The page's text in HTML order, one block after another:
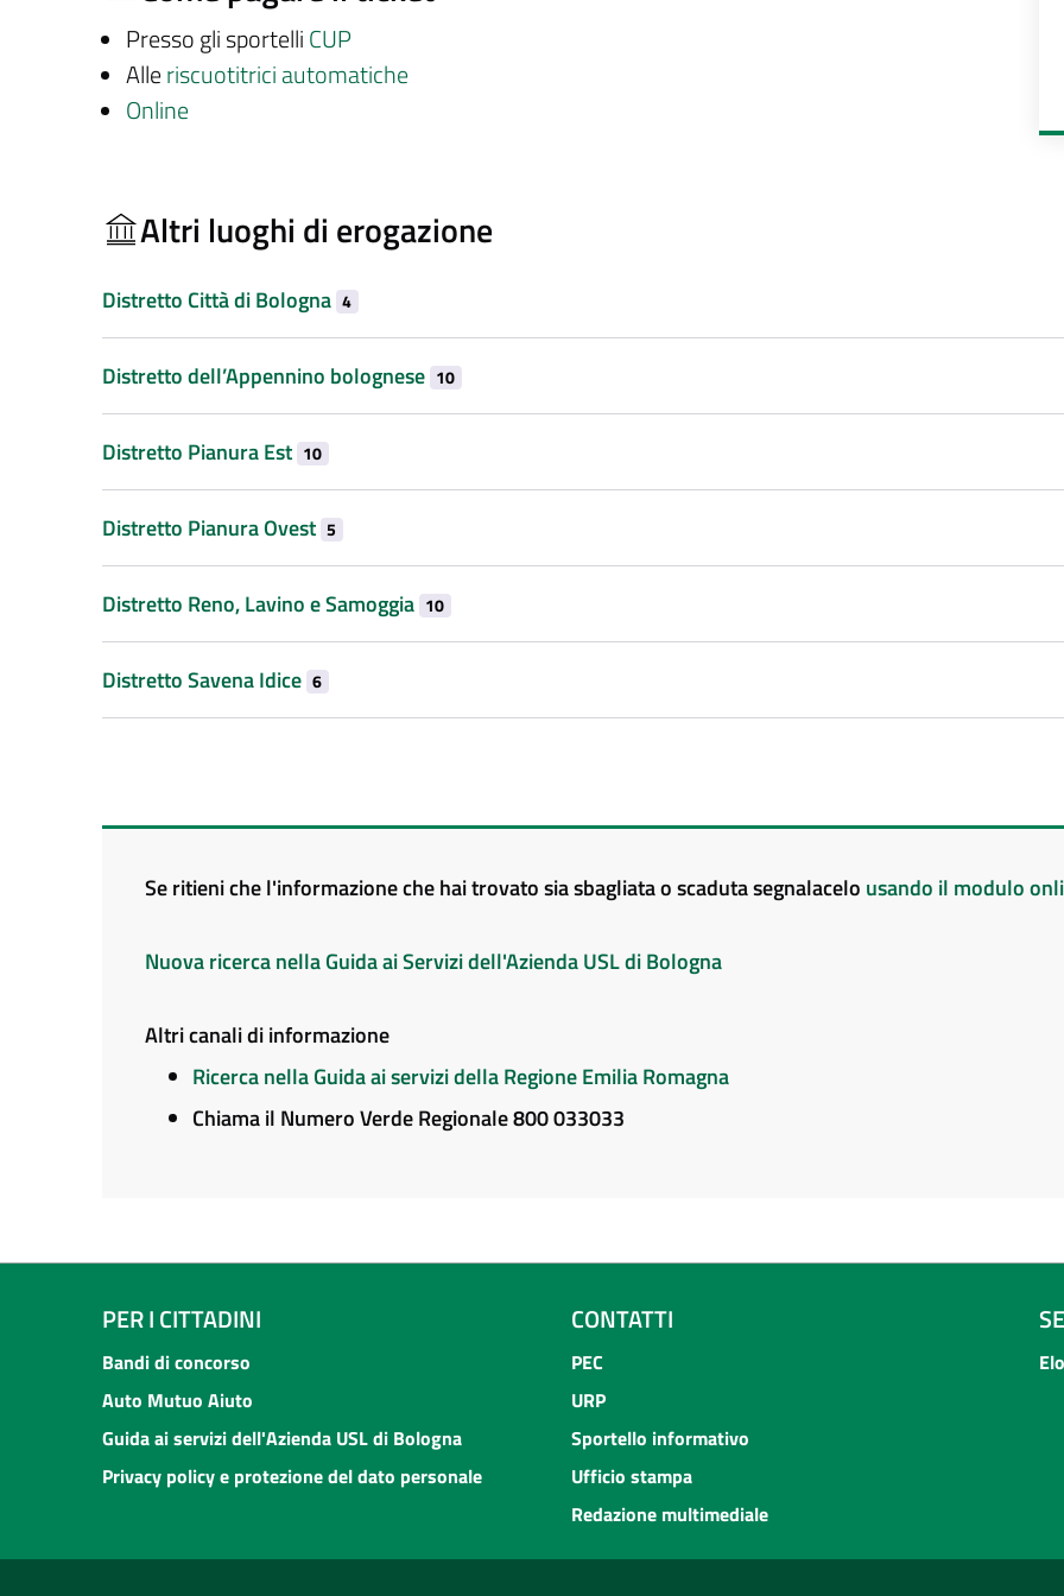
Presso gli sportelli CUP
Alleriscuotitrici automatiche
Online
Altri luoghi di erogazione
Distretto Città di Bologna 4
Distretto dell’Appennino bolognese 10
Distretto Pianura Est 10
Distretto Pianura Ovest 5
Distretto Reno, Lavino e Samoggia 10
Distretto Savena Idice 6
Se ritieni che l'informazione che hai trovato sia sbagliata o scaduta segnalacelo usando il modulo
Nuova ricerca nella Guida ai Servizi dell'Azienda USL di Bologna
Altri canali di informazione
Ricerca nella Guida ai servizi della Regione Emilia Romagna
Chiama il Numero Verde Regionale 800 033033
PER I CITTADINI
Bandi di concorso
Auto Mutuo Aiuto
Guida ai servizi dell'Azienda USL di Bologna
Privacy policy e protezione del dato personale
CONTATTI
PEC
URP
Sportello informativo
Ufficio stampa
Redazione multimediale